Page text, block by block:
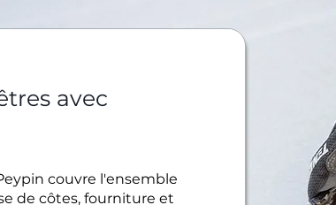
avec
couvre l'ensemble
de côtes, fourniture et